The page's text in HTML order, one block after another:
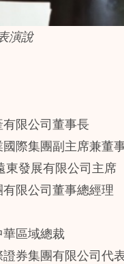
演說
限公司董事長
際集團副主席兼董
發展有限公司主席
限公司董事總經理
區域總裁
券集團有限公司代